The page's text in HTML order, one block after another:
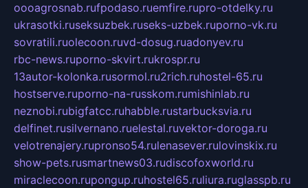
oooagrosnab.rufpodaso.ruemfire.rupro-otdelky.ru
ukrasotki.ruseksuzbek.ruseks-uzbek.ruporno-vk.ru
sovratili.ruolecoon.ruvd-dosug.ruadonyev.ru
rbc-news.ruporno-skvirt.rukrospr.ru
13autor-kolonka.rusormol.ru2rich.ruhostel-65.ru
hostserve.ruporno-na-russkom.rumishinlab.ru
neznobi.rubigfatcc.ruhabble.rustarbucksvia.ru
delfinet.rusilvernano.ruelestal.ruvektor-doroga.ru
velotrenajery.rupronso54.rulenasever.rulovinskix.ru
show-pets.rusmartnews03.rudiscofoxworld.ru
miraclecoon.rupongup.ruhostel65.ruliura.ruglasspb.ru